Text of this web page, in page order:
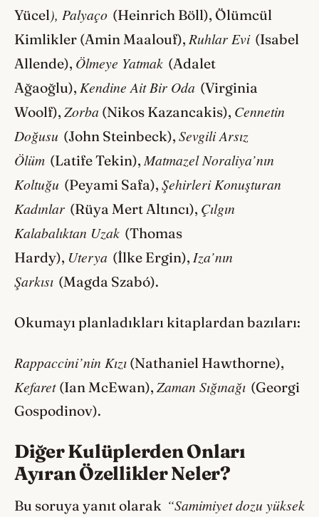
Yücel), Palyaço (Heinrich Böll), Ölümcül
Kimlikler (Amin Maalouf), Ruhlar Evi (Isabel
Allende), Ölmeye Yatmak (Adalet
Ağaoğlu), Kendine Ait Bir Oda (Virginia
Woolf), Zorba (Nikos Kazancakis), Cennetin
Doğusu (John Steinbeck), Sevgili Arsız
Ölüm (Latife Tekin),Matmazel Noraliya’nın
Koltuğu (Peyami Safa), Şehirleri Konuşturan
Kadınlar (Rüya Mert Altıncı), Çılgın
Kalabalıktan Uzak (Thomas
Hardy), Uterya (İlke Ergin), Iza’nın
Şarkısı (Magda Szabó).
Okumayı planladıkları kitaplardan bazıları:
Rappaccini’nin Kızı (Nathaniel Hawthorne),
Kefaret (Ian McEwan), Zaman Sığınağı (Georgi
Gospodinov).
Diğer Kulüplerden Onları
Ayıran Özellikler Neler?
Bu soruya yanıt olarak “Samimiyet dozu yüksek